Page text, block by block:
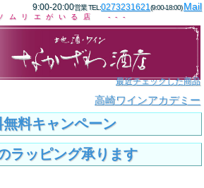
9:00-20:00営業 TEL:0273231621(9:00-18:00)Mail
リエがいる店 ---
最近チェックした商品
高崎ワインアカデミー
無料キャンペーン
ラッピング承ります